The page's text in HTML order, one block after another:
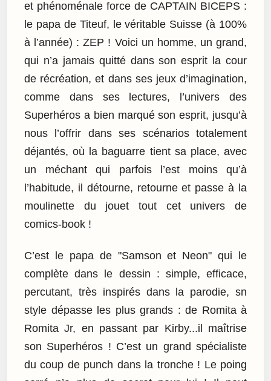
et phénoménale force de CAPTAIN BICEPS :
le papa de Titeuf, le véritable Suisse (à 100%
à l’année) : ZEP ! Voici un homme, un grand,
qui n’a jamais quitté dans son esprit la cour
de récréation, et dans ses jeux d’imagination,
comme dans ses lectures, l’univers des
Superhéros a bien marqué son esprit, jusqu’à
nous l’offrir dans ses scénarios totalement
déjantés, où la baguarre tient sa place, avec
un méchant qui parfois l’est moins qu’à
l’habitude, il détourne, retourne et passe à la
moulinette du jouet tout cet univers de
comics-book !
C’est le papa de "Samson et Neon" qui le
complète dans le dessin : simple, efficace,
percutant, très inspirés dans la parodie, sn
style dépasse les plus grands : de Romita à
Romita Jr, en passant par Kirby...il maîtrise
son Superhéros ! C’est un grand spécialiste
du coup de punch dans la tronche ! Le poing